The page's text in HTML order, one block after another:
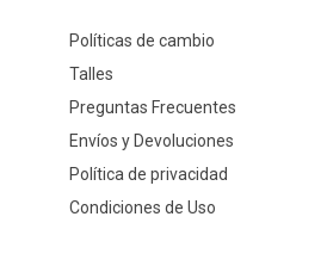
Políticas de cambio
Talles
Preguntas Frecuentes
Envíos y Devoluciones
Política de privacidad
Condiciones de Uso